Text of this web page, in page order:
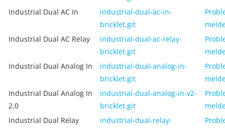
Industrial Dual AC In
industrial-dual-ac-in-
bricklet.git
Industrial Dual AC Relay
industrial-dual-ac-relay-
bricklet.git
Industrial Dual Analog In
industrial-dual-analog-in-
bricklet.git
Industrial Dual Analog In
2.0
industrial-dual-analog-in-v2-
bricklet.git
Industrial Dual Relay
industrial-dual-relay-